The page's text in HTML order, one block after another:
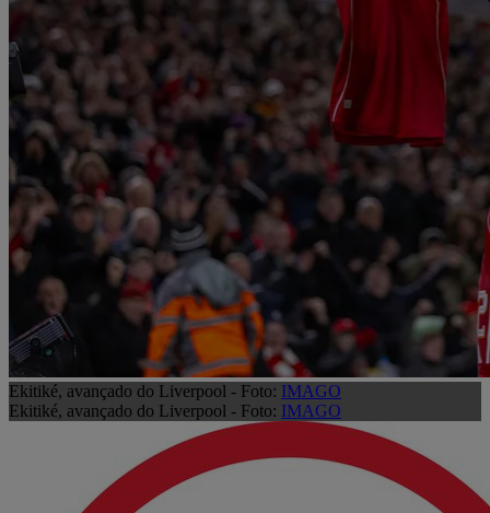
Ekitiké, avançado do Liverpool - Foto: IMAGO
Ekitiké, avançado do Liverpool - Foto: IMAGO